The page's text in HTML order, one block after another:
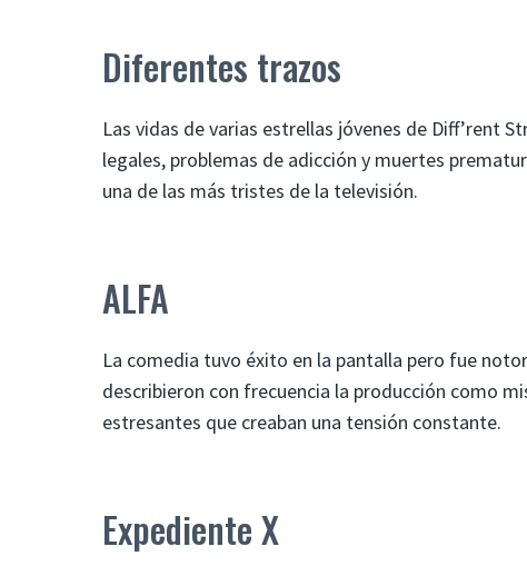
Diferentes trazos
Las vidas de varias estrellas jóvenes de Diff’rent
legales, problemas de adicción y muertes
una de las más tristes de la televisión.
ALFA
La comedia tuvo éxito en la pantalla pero fue
describieron con frecuencia la producción como
estresantes que creaban una tensión constante.
Expediente X